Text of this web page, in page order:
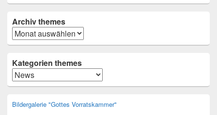
Archivthemes
Archiv
Kategorien themes
Kategorien
Bildergalerie "Gottes Vorratskammer"